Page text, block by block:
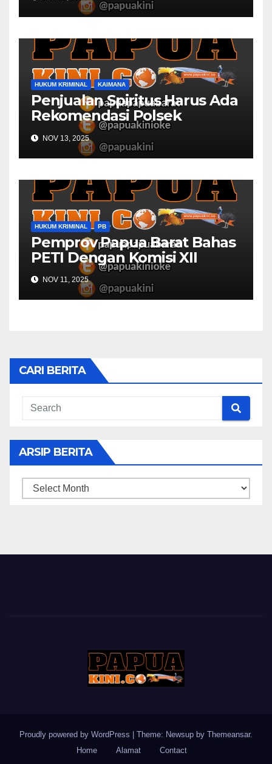
HUKUM KRIMINAL KAIMANA
Penjualan Spiritus Harus Ada
Rekomendasi Polsek
Kaimana
NOV 13, 2025
HUKUM KRIMINAL PB
Pemprov Papua Barat Bahas
PETI Dengan Komisi XII
NOV 11, 2025
CARI BERITA
ARSIP BERITA
ARSIP
Proudly powered by WordPress Theme: Newsup by Themeansar.
Home
Alamat Contact